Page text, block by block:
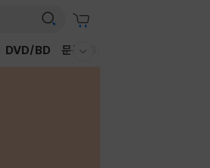
DVD/BD 문구/GIFT